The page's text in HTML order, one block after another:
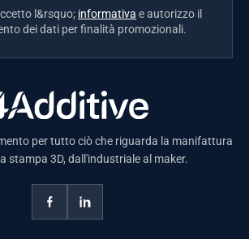
l&rsquo; informativa e autorizzo il
dei dati per finalità promozionali.
per tutto ciò che riguarda la manifattura
stampa 3D, dall'industriale al maker.